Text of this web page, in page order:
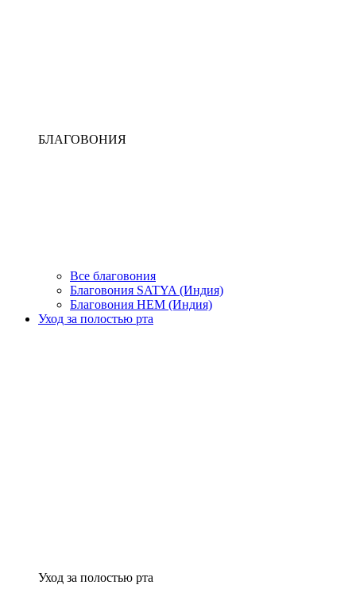
БЛАГОВОНИЯ
Все благовония
Благовония SATYA (Индия)
Благовония HEM (Индия)
Уход за полостью рта
Уход за полостью рта